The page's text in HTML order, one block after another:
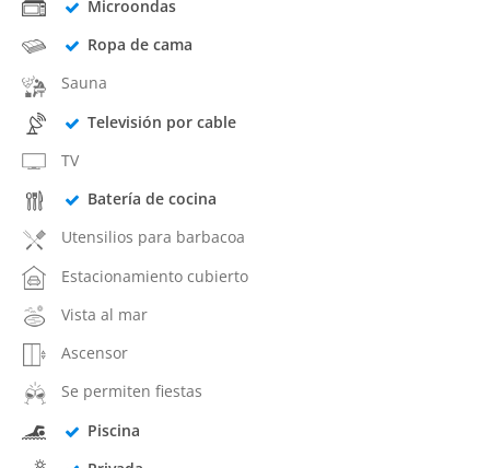
Microondas
Ropa de cama
Sauna
Televisión por cable
TV
Batería de cocina
Utensilios para barbacoa
Estacionamiento cubierto
Vista al mar
Ascensor
Se permiten fiestas
Piscina